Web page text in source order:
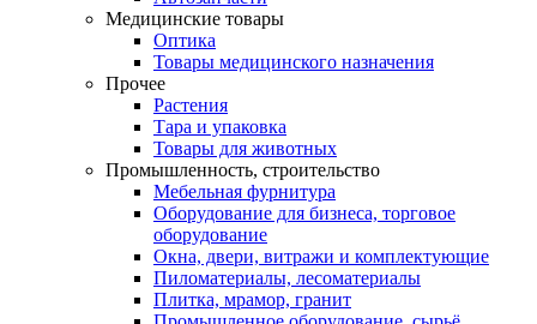
Медицинские товары
Оптика
Товары медицинского назначения
Прочее
Растения
Тара и упаковка
Товары для животных
Промышленность, строительство
Мебельная фурнитура
Оборудование для бизнеса, торговое
оборудование
Окна, двери, витражи и комплектующие
Пиломатериалы, лесоматериалы
Плитка, мрамор, гранит